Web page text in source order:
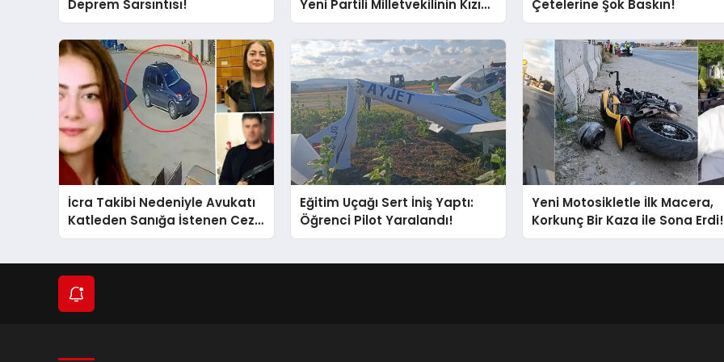
Deprem Sarsıntısı!
Yeni Partili Milletvekilinin Kızı
ve Damadı Gözaltında!
Çetelerine Şok Baskın!
İcra Takibi Nedeniyle Avukatı
Katleden Sanığa İstenen Ceza
Belli Oldu!
Eğitim Uçağı Sert İniş Yaptı:
Öğrenci Pilot Yaralandı!
Yeni Motosikletle İlk Macera,
Korkunç Bir Kaza ile Sona Erdi!